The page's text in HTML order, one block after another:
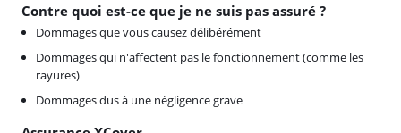
Contre quoi est-ce que je ne suis pas assuré ?
Dommages que vous causez délibérément
Dommages qui n'affectent pas le fonctionnement (comme les
rayures)
Dommages dus à une négligence grave